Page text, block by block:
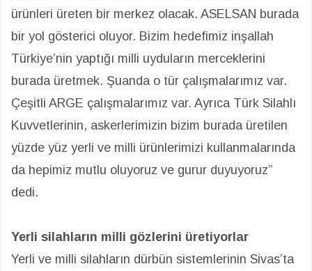
ürünleri üreten bir merkez olacak. ASELSAN burada
bir yol gösterici oluyor. Bizim hedefimiz inşallah
Türkiye’nin yaptığı milli uyduların merceklerini
burada üretmek. Şuanda o tür çalışmalarımız var.
Çeşitli ARGE çalışmalarımız var. Ayrıca Türk Silahlı
Kuvvetlerinin, askerlerimizin bizim burada üretilen
yüzde yüz yerli ve milli ürünlerimizi kullanmalarında
da hepimiz mutlu oluyoruz ve gurur duyuyoruz”
dedi.
Yerli silahların milli gözlerini üretiyorlar
Yerli ve milli silahların dürbün sistemlerinin Sivas’ta